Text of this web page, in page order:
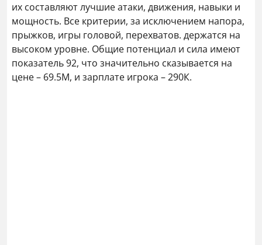
их составляют лучшие атаки, движения, навыки и
мощность. Все критерии, за исключением напора,
прыжков, игры головой, перехватов. держатся на
высоком уровне. Общие потенциал и сила имеют
показатель 92, что значительно сказывается на
цене – 69.5М, и зарплате игрока – 290К.